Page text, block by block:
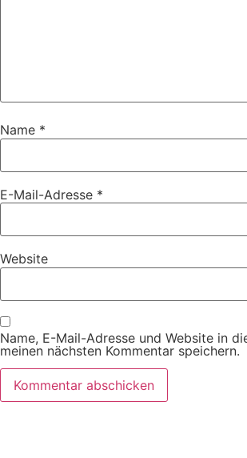
Name *
E-Mail-Adresse *
Website
Name, E-Mail-Adresse und Website in
meinen nächsten Kommentar speichern.